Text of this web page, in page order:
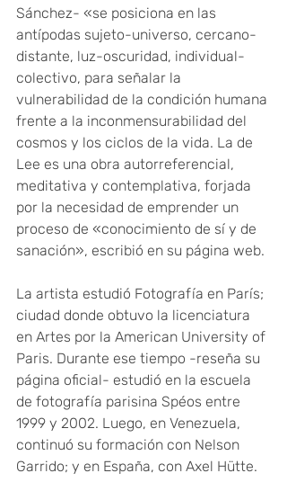
Sánchez- «se posiciona en las
antípodas sujeto-universo, cercano-
distante, luz-oscuridad, individual-
colectivo, para señalar la
vulnerabilidad de la condición humana
frente a la inconmensurabilidad del
cosmos y los ciclos de la vida. La de
Lee es una obra autorreferencial,
meditativa y contemplativa, forjada
por la necesidad de emprender un
proceso de «conocimiento de sí y de
sanación», escribió en su página web.
La artista estudió Fotografía en París;
ciudad donde obtuvo la licenciatura
en Artes por la American University of
Paris. Durante ese tiempo -reseña su
página oficial- estudió en la escuela
de fotografía parisina Spéos entre
1999 y 2002. Luego, en Venezuela,
continuó su formación con Nelson
Garrido; y en España, con Axel Hütte.